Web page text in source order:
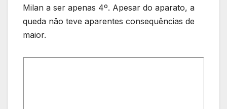
Milan a ser apenas 4º. Apesar do aparato, a
queda não teve aparentes consequências de
maior.